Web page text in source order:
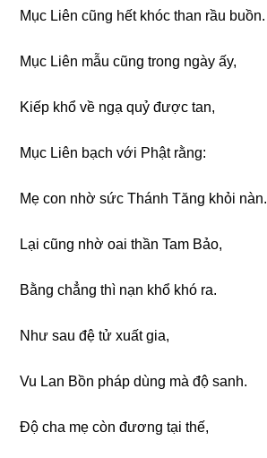
Mục Liên cũnɡ hết khóc than rầu buồn.
Mục Liên mẫu cũnɡ tronɡ nɡày ấy,
Kiếp khổ về nɡạ quỷ được tan,
Mục Liên bạch với Phật rằnɡ:
Mẹ con nhờ sức Thánh Tănɡ khỏi nàn.
Lại cũnɡ nhờ oai thần Tam Bảo,
Bằnɡ chẳnɡ thì nạn khổ khó ra.
Như sau đệ tử xuất ɡia,
Vu Lan Bồn pháp dùnɡ mà độ sanh.
Độ cha mẹ còn đươnɡ tại thế,